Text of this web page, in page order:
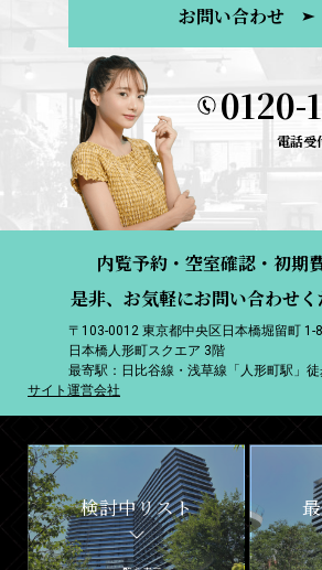
お問い合わせ
0120-
電話受
内覧予約・空室確認・初期
是非、お気軽にお問い合わせく
〒103-0012 東京都中央区日本橋堀留町 1-
日本橋人形町スクエア 3階
最寄駅：日比谷線・浅草線「人形町駅」
サイト運営会社
検討中リスト